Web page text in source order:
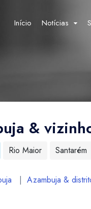
Início Notícias
&
Rio Maior Santarém
| Azambuja &